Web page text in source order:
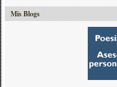
Mis Blogs